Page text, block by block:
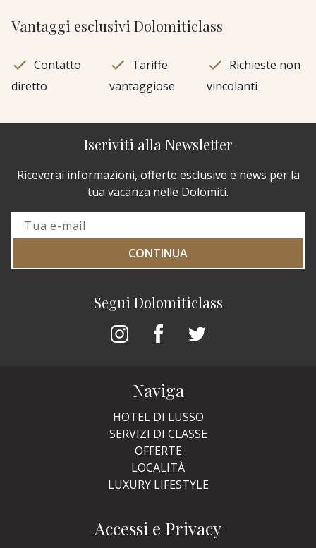
Vantaggi esclusivi Dolomiticlass
Contatto
diretto
Tariffe
vantaggiose
Richieste non
vincolanti
Segui Dolomiticlass
Iscriviti alla Newsletter
Riceverai informazioni, offerte esclusive e news per la
tua vacanza nelle Dolomiti.
CONTINUA
Naviga
HOTEL DI LUSSO
SERVIZI DI CLASSE
OFFERTE
LOCALITÀ
LUXURY LIFESTYLE
Accessi e Privacy